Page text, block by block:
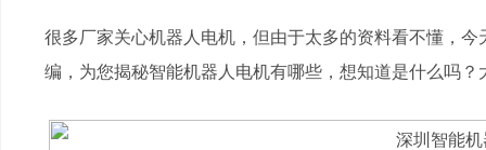
很多厂家关心机器人电机，但由于太多的资料看不懂，
编，为您揭秘智能机器人电机有哪些，想知道是什么吗